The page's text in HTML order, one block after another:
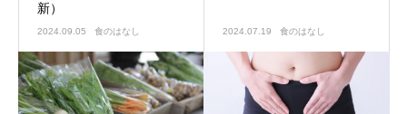
新）
2024.09.05 食のはなし 2024.07.19 食のはなし